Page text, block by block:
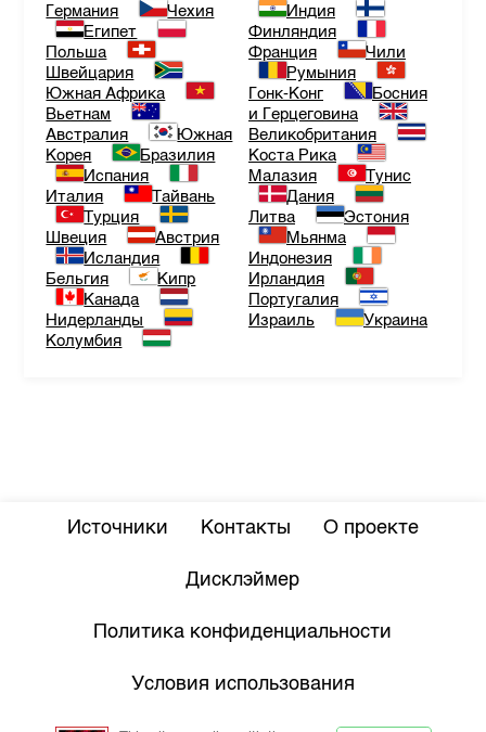
Германия
Чехия
Египет
Польша
Швейцария
Южная Африка
Вьетнам
Австралия
Южная
Корея
Бразилия
Испания
Италия
Тайвань
Турция
Швеция
Австрия
Исландия
Бельгия
Кипр
Канада
Нидерланды
Колумбия
Индия
Финляндия
Франция
Чили
Румыния
Гонк-Конг
Босния
и Герцеговина
Великобритания
Коста Рика
Малазия
Тунис
Дания
Литва
Эстония
Мьянма
Индонезия
Ирландия
Португалия
Израиль
Украина
Источники Контакты О проекте
Дисклэймер
Политика конфиденциальности
Условия использования